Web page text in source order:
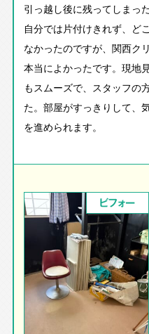
引っ越し後に残ってしまっ
自分では片付けきれず、ど
なかったのですが、関西ク
本当によかったです。現地
もスムーズで、スタッフの
た。部屋がすっきりして、
を進められます。
ビフォー